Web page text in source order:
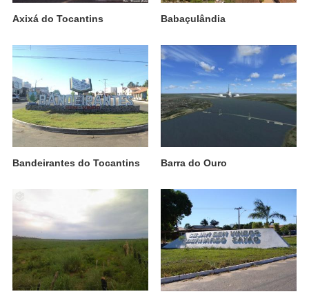
Axixá do Tocantins Babaçulândia
Bandeirantes do Tocantins Barra do Ouro